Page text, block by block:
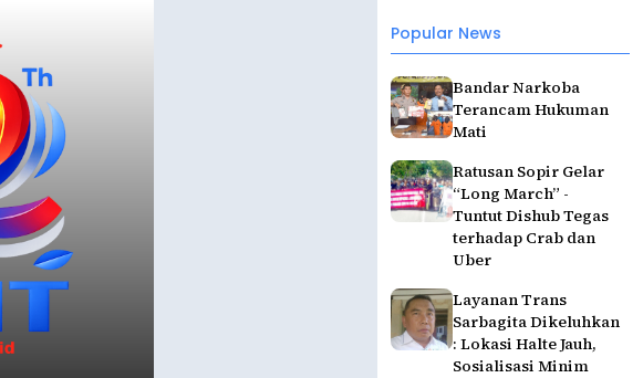
Popular News
Bandar Narkoba
Terancam Hukuman
Mati
Ratusan Sopir Gelar
“Long March” -
Tuntut Dishub Tegas
terhadap Crab dan
Uber
Layanan Trans
Sarbagita Dikeluhkan
: Lokasi Halte Jauh,
Sosialisasi Minim